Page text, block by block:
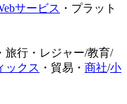
サービス ・プラット
旅行・レジャー/教育/
ックス ・ 貿易 ・ 商社/小